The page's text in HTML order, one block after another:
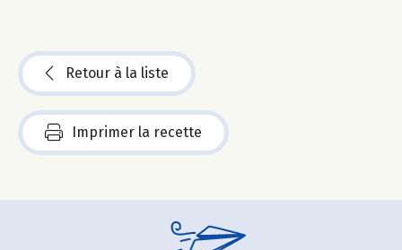
Retour à la liste
Imprimer la recette